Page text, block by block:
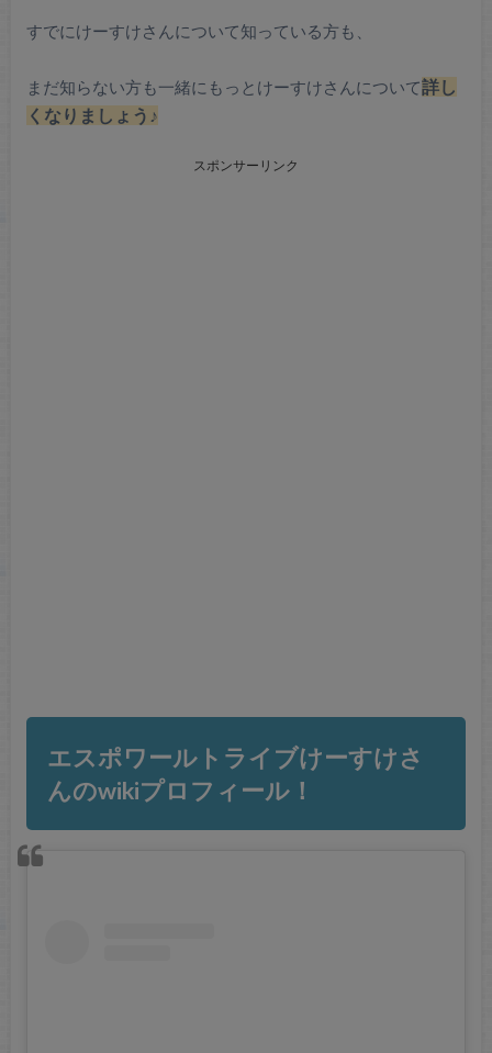
すでにけーすけさんについて知っている方も、
まだ知らない方も一緒にもっとけーすけさんについて詳し
くなりましょう♪
スポンサーリンク
エスポワールトライブけーすけさ
んのwikiプロフィール！